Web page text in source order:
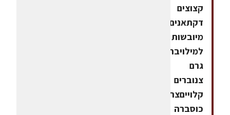
קצוצים
דקתאנים
מיובשות
גרם
צנוברים
קלוייםצרור
כוסברה